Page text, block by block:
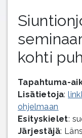
kohti
Tapahtuma-
Lisätietoja:
ohjelmaan
Esityskielet:
Järjestäjä: